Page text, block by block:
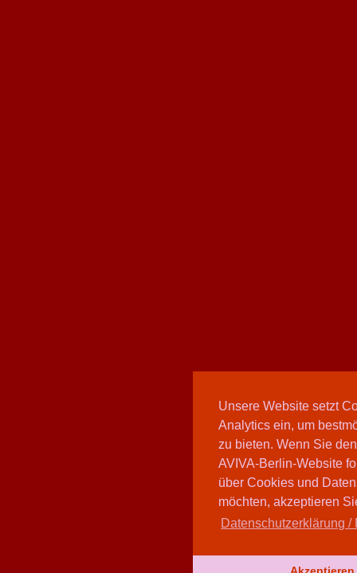
Unsere Website setzt
Analytics ein, um
zu bieten. Wenn Sie
AVIVA-Berlin-Website
über Cookies und
möchten, akzeptieren
Datenschutzerklärung /